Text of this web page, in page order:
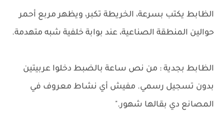
الظابط يكتب بسرعة، الخريطة تكبر، ويظهر مربع أحمر
حوالين المنطقة الصناعية، عند بوابة خلفية شبه متهدمة.
الظابط بجدية : من نص ساعة بالضبط دخلوا عربيتين
بدون تسجيل رسمي. مفيش أي نشاط معروف في
المصانع دي بقالها شهور."